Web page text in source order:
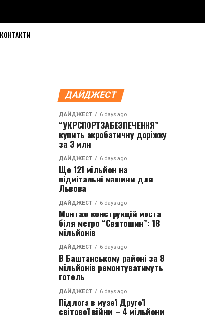
КОНТАКТИ
ДАЙДЖЕСТ
ДАЙДЖЕСТ 6 days ago
“УКРСПОРТЗАБЕЗПЕЧЕННЯ”
купить акробатичну доріжку
за 3 млн
ДАЙДЖЕСТ 6 days ago
Ще 121 мільйон на
підмітальні машини для
Львова
ДАЙДЖЕСТ 6 days ago
Монтаж конструкцій моста
біля метро “Святошин”: 18
мільйонів
ДАЙДЖЕСТ 6 days ago
В Баштанському районі за 8
мільйонів ремонтуватимуть
готель
ДАЙДЖЕСТ 6 days ago
Підлога в музеї Другої
світової війни – 4 мільйони